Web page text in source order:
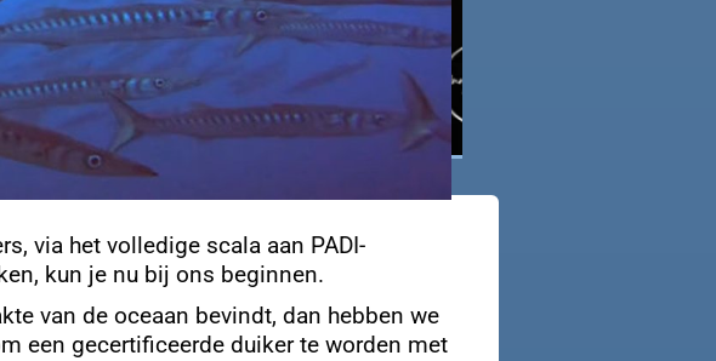
via het volledige scala aan PADI-
kun je nu bij ons beginnen.
van de oceaan bevindt, dan hebben we
een ​​gecertificeerde duiker te worden met